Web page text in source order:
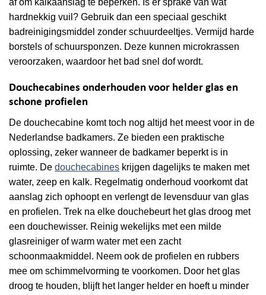
hardnekkig vuil? Gebruik dan een speciaal geschikt
badreinigingsmiddel zonder schuurdeeltjes. Vermijd harde
borstels of schuursponzen. Deze kunnen microkrassen
veroorzaken, waardoor het bad snel dof wordt.
Douchecabines onderhouden voor helder glas en
schone profielen
De douchecabine komt toch nog altijd het meest voor in de
Nederlandse badkamers. Ze bieden een praktische
oplossing, zeker wanneer de badkamer beperkt is in
ruimte. De douchecabines krijgen dagelijks te maken met
water, zeep en kalk. Regelmatig onderhoud voorkomt dat
aanslag zich ophoopt en verlengt de levensduur van glas
en profielen. Trek na elke douchebeurt het glas droog met
een douchewisser. Reinig wekelijks met een milde
glasreiniger of warm water met een zacht
schoonmaakmiddel. Neem ook de profielen en rubbers
mee om schimmelvorming te voorkomen. Door het glas
droog te houden, blijft het langer helder en hoeft u minder